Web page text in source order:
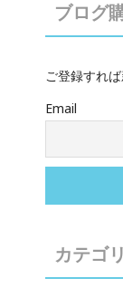
ブログ
ご登録すれ
Email
カテゴ